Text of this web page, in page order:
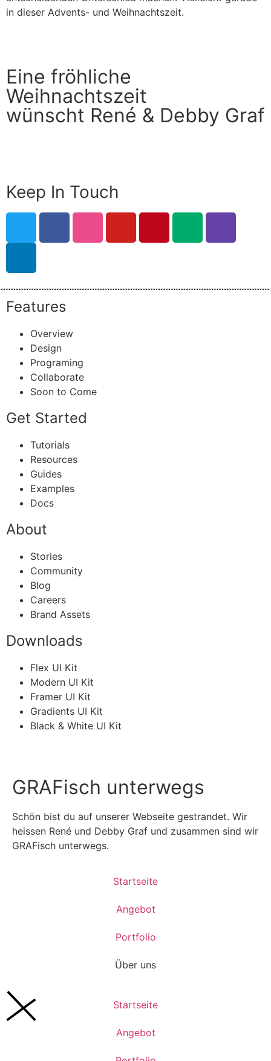
in dieser Advents- und Weihnachtszeit.
Eine fröhliche
Weihnachtszeit
wünscht René & Debby Graf
Keep In Touch
Features
Overview
Design
Programing
Collaborate
Soon to Come
Get Started
Tutorials
Resources
Guides
Examples
Docs
About
Stories
Community
Blog
Careers
Brand Assets
Downloads
Flex UI Kit
Modern UI Kit
Framer UI Kit
Gradients UI Kit
Black & White UI Kit
GRAFisch unterwegs
Schön bist du auf unserer Webseite gestrandet. Wir
heissen René und Debby Graf und zusammen sind wir
GRAFisch unterwegs.
Startseite
Angebot
Portfolio
Über uns
Startseite
Angebot